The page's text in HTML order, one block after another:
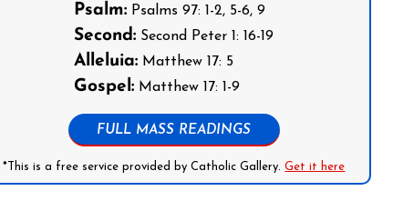
Psalm: Psalms 97: 1-2, 5-6, 9
Second: Second Peter 1: 16-19
Alleluia: Matthew 17: 5
Gospel: Matthew 17: 1-9
FULL MASS READINGS
*This is a free service provided by Catholic Gallery.Get it here